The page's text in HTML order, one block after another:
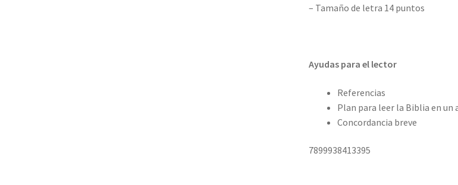
– Tamaño de letra 14 puntos
Ayudas para el lector
Referencias
Plan para leer la Biblia en un
Concordancia breve
7899938413395